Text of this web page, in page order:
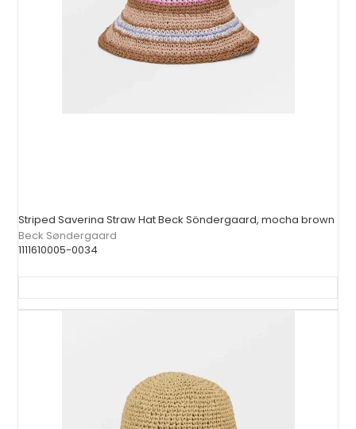
Striped Saverina Straw Hat Beck Söndergaard, mocha brown
Beck Søndergaard
1111610005-0034